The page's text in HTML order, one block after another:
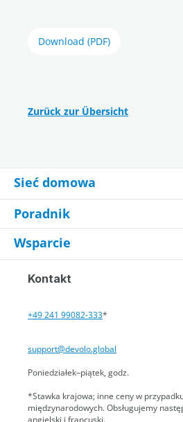
Download (PDF)
Zurück zur Übersicht
Sieć domowa
Poradnik
Wsparcie
Kontakt
+49 241 99082-333*
support@devolo.global
Poniedziałek–piątek, godz.
*Stawka krajowa; inne ceny w
międzynarodowych. Obsługujemy